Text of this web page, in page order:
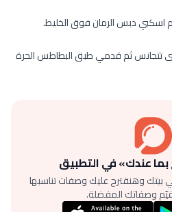
اسكبي دبس الرمان فوق الخليط.
تتجانس ثم قدمي طبق البطاطس الحرة
عندك» في التطبيق
بيتك وهنقترح عليك وصفات تناسبها
وصفاتك المفضلة.